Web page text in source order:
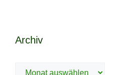
Archiv
Archiv